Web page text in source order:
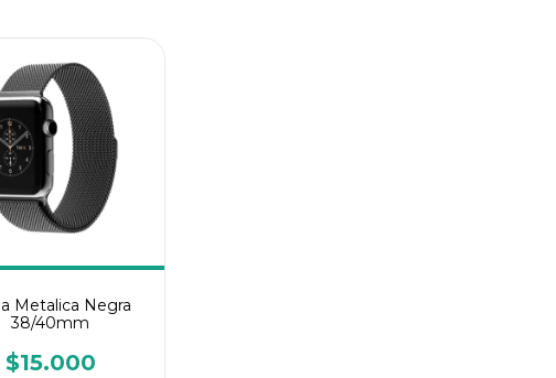
Metalica Negra
38/40mm
$15.000